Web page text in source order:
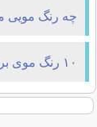
چه رنگ
۱۰ رنگ موی برتر سال ۲۰۱۸